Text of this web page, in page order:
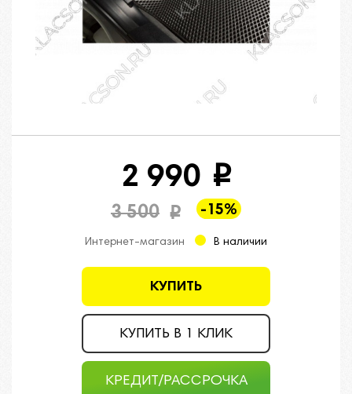
2 990 i
3 500 i -15%
КУПИТЬ
КУПИТЬ В 1 КЛИК
КРЕДИТ/РАССРОЧКА
Интернет-магазин В наличии